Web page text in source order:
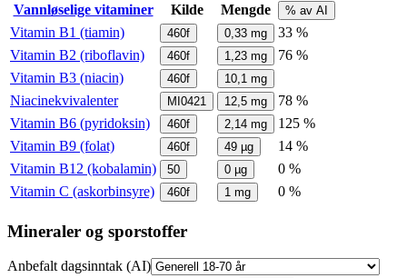
Vannløselige vitaminer
Kilde Mengde % av AI
Vitamin B1 (tiamin) 460f 0,33 mg
33 %
Vitamin B2 (riboflavin)
460f 1,23 mg
76 %
Vitamin B3 (niacin)
460f 10,1 mg
Niacinekvivalenter MI0421 12,5 mg
78 %
Vitamin B6 (pyridoksin)
460f 2,14 mg
125 %
Vitamin B9 (folat)
460f 49 µg
14 %
Vitamin B12 (kobalamin)
50 0 µg
0 %
Vitamin C (askorbinsyre)
460f 1 mg 0 %
Mineraler og sporstoffer
Anbefalt dagsinntak (AI)